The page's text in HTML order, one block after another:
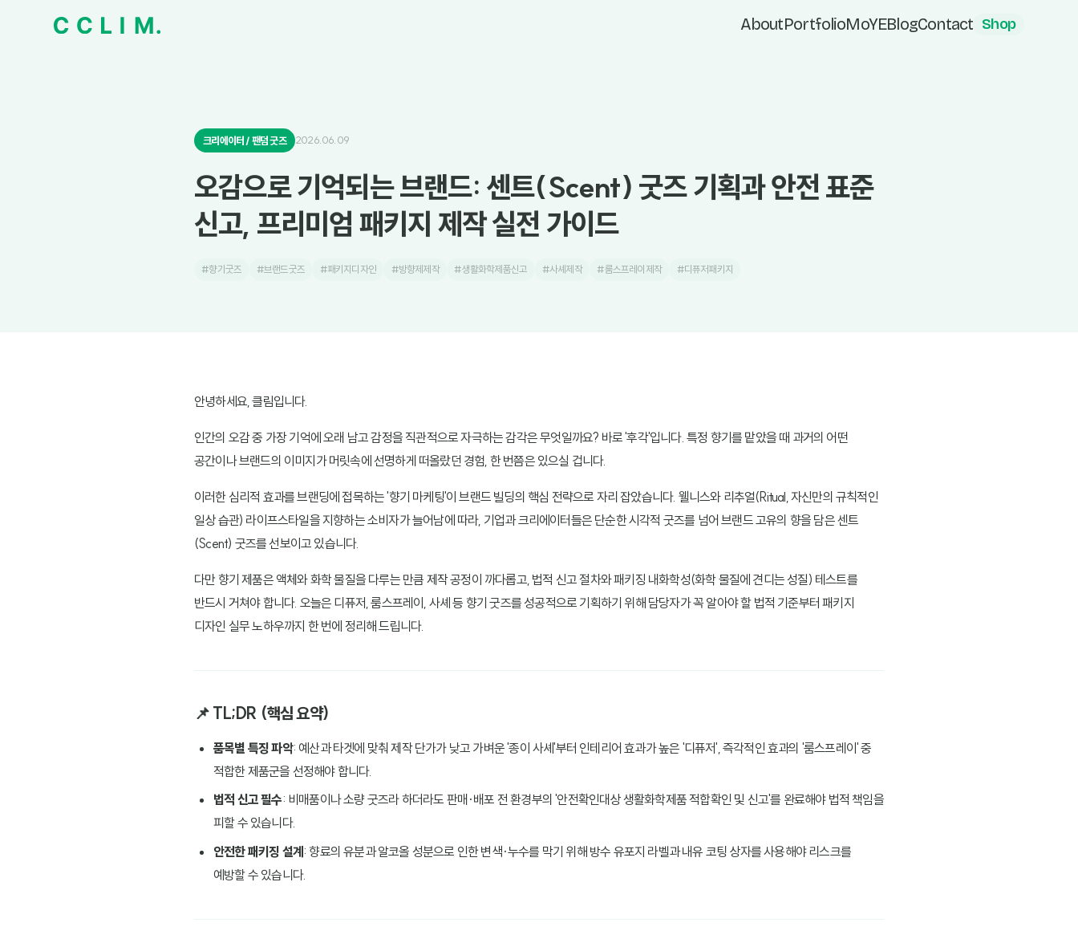
AboutPortfolioMoYEBlogContact Shop
크리에이터 / 팬덤 굿즈 2026.06.09
오감으로 기억되는 브랜드: 센트(Scent) 굿즈 기획과 안전 표준
신고, 프리미엄 패키지 제작 실전 가이드
#향기굿즈 #브랜드굿즈 #패키지디자인 #방향제제작 #생활화학제품신고 #사셰제작 #룸스프레이제작 #디퓨저패키지
안녕하세요, 클림입니다.
인간의 오감 중 가장 기억에 오래 남고 감정을 직관적으로 자극하는 감각은 무엇일까요? 바로 '후각'입니다. 특정 향기를 맡았을 때 과거의 어떤
공간이나 브랜드의 이미지가 머릿속에 선명하게 떠올랐던 경험, 한 번쯤은 있으실 겁니다.
이러한 심리적 효과를 브랜딩에 접목하는 '향기 마케팅'이 브랜드 빌딩의 핵심 전략으로 자리 잡았습니다. 웰니스와 리추얼(Ritual, 자신만의 규칙적인
일상 습관) 라이프스타일을 지향하는 소비자가 늘어남에 따라, 기업과 크리에이터들은 단순한 시각적 굿즈를 넘어 브랜드 고유의 향을 담은 센트
(Scent) 굿즈를 선보이고 있습니다.
다만 향기 제품은 액체와 화학 물질을 다루는 만큼 제작 공정이 까다롭고, 법적 신고 절차와 패키징 내화학성(화학 물질에 견디는 성질) 테스트를
반드시 거쳐야 합니다. 오늘은 디퓨저, 룸스프레이, 사셰 등 향기 굿즈를 성공적으로 기획하기 위해 담당자가 꼭 알아야 할 법적 기준부터 패키지
디자인 실무 노하우까지 한 번에 정리해 드립니다.
📌 TL;DR (핵심 요약)
품목별 특징 파악: 예산과 타겟에 맞춰 제작 단가가 낮고 가벼운 '종이 사셰'부터 인테리어 효과가 높은 '디퓨저', 즉각적인 효과의 '룸스프레이' 중
적합한 제품군을 선정해야 합니다.
법적 신고 필수: 비매품이나 소량 굿즈라 하더라도 판매·배포 전 환경부의 '안전확인대상 생활화학제품 적합확인 및 신고'를 완료해야 법적 책임을
피할 수 있습니다.
안전한 패키징 설계: 향료의 유분과 알코올 성분으로 인한 변색·누수를 막기 위해 방수 유포지 라벨과 내유 코팅 상자를 사용해야 리스크를
예방할 수 있습니다.